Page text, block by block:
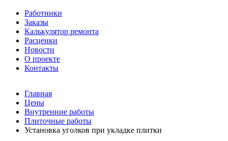
Работники
Заказы
Калькулятор ремонта
Расценки
Новости
О проекте
Контакты
Главная
Цены
Внутренние работы
Плиточные работы
Установка уголков при укладке плитки